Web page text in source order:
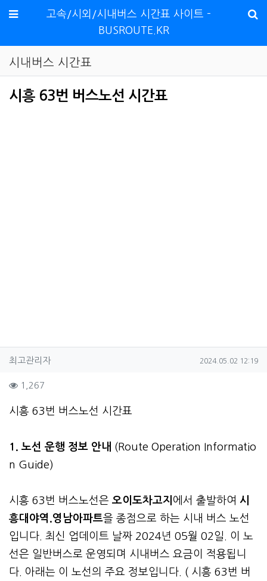
메뉴
고속/시외/시내버스 시간표 사이트 -
BUSROUTE.KR
시내버스 시간표
시흥 63번 버스노선 시간표
작성자 정보
최고관리자작성 작성일
2024.05.02 12:19
컨텐츠 정보
1,267
본문
시흥 63번 버스노선 시간표
1. 노선 운행 정보 안내 (Route Operation Informatio
n Guide)
시흥 63번 버스노선은 오이도차고지 에서 출발하여 시
흥대야역.영남아파트을 종점으로 하는 시내 버스 노선
입니다. 최신 업데이트 날짜 2024년 05월 02일. 이 노
선은 일반버스로 운영되며 시내버스 요금이 적용됩니
다. 아래는 이 노선의 주요 정보입니다. ( 시흥 63번 버